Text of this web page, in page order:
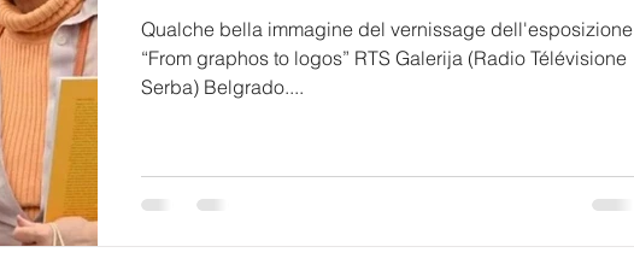
Qualche bella immagine del vernissage dell'esposizione
“From graphos to logos” RTS Galerija (Radio Télévisione
Serba) Belgrado....